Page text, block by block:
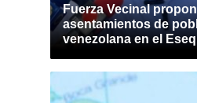
Fuerza Vecinal
asentamientos de
venezolana en el